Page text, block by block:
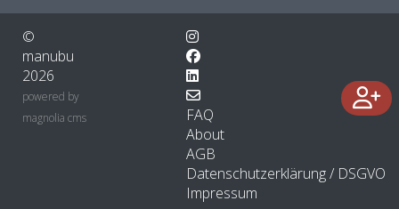
©
manubu
2026
powered by
magnolia cms
FAQ
About
AGB
Datenschutzerklärung / DSGVO
Impressum